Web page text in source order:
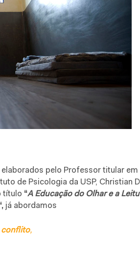
pelo Professor titular em
de Psicologia da USP, Christian
título “A Educação do Olhar e a
já abordamos
conflito,